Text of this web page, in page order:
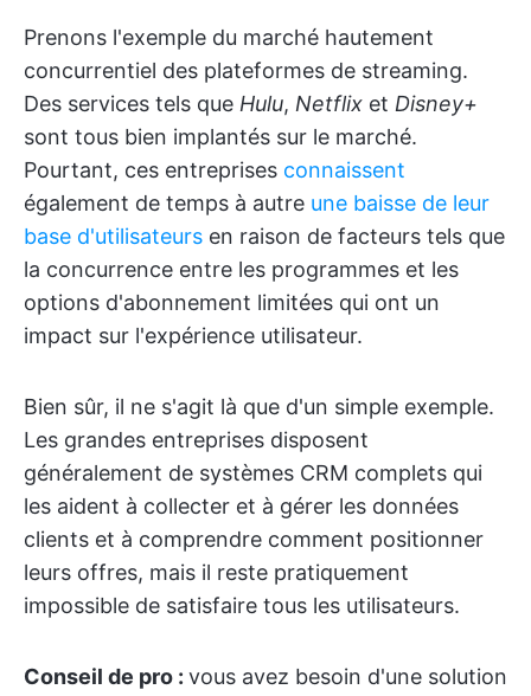
Prenons l'exemple du marché hautement
concurrentiel des plateformes de streaming.
Des services tels que Hulu, Netflix et Disney+
sont tous bien implantés sur le marché.
Pourtant, ces entreprises connaissent
également de temps à autre une baisse de leur
base d'utilisateurs en raison de facteurs tels que
la concurrence entre les programmes et les
options d'abonnement limitées qui ont un
impact sur l'expérience utilisateur.
Bien sûr, il ne s'agit là que d'un simple exemple.
Les grandes entreprises disposent
généralement de systèmes CRM complets qui
les aident à collecter et à gérer les données
clients et à comprendre comment positionner
leurs offres, mais il reste pratiquement
impossible de satisfaire tous les utilisateurs.
Conseil de pro : vous avez besoin d'une solution